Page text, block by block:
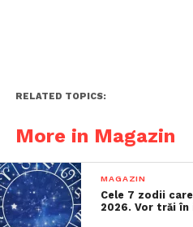
RELATED TOPICS:
More in Magazin
MAGAZIN
Cele 7 zodii
2026. Vor trăi